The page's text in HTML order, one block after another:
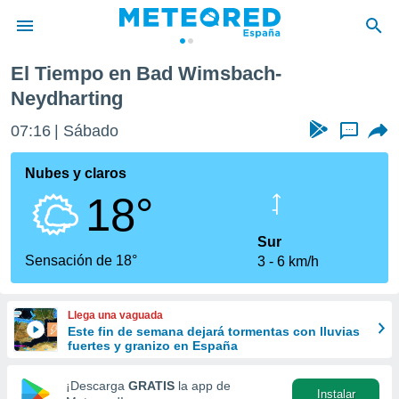
de
para
la
calidad.
a este
forma
digital
El Tiempo en Bad Wimsbach-
Neydharting
07:16 Sábado ...
Nubes y claros
18°
Sensación de 18°
Sur
3
6 km/h
Llega una vaguada
Este fin de semana dejará tormentas con lluvias
fuertes y granizo en España
¡Descarga GRATIS la app de
Instalar